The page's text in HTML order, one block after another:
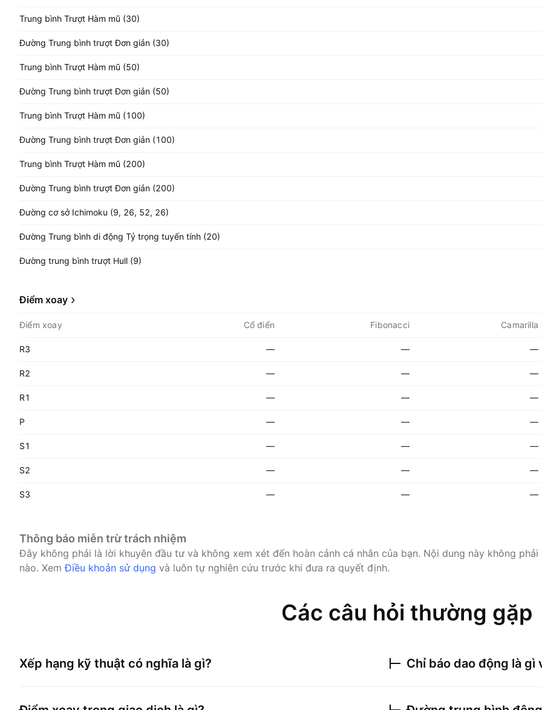
Trung bình Trượt Hàm mũ (30)
Đường Trung bình trượt Đơn giản (30)
Trung bình Trượt Hàm mũ (50)
Đường Trung bình trượt Đơn giản (50)
Trung bình Trượt Hàm mũ (100)
Đường Trung bình trượt Đơn giản (100)
Trung bình Trượt Hàm mũ (200)
Đường Trung bình trượt Đơn giản (200)
Đường cơ sở Ichimoku (9, 26, 52, 26)
Đường Trung bình di động Tỷ trọng tuyến tính (20)
Đường trung bình trượt Hull (9)
Điểm xoay
Điểm xoay Cổ điển Fibonacci Camarilla
R3 — — —
R2 — — —
R1 — — —
P — — —
S1 — — —
S2 — — —
S3 — — —
Thông báo miễn trừ trách nhiệm
Đây không phải là lời khuyên đầu tư và không xem xét đến hoàn cảnh cá nhân của bạn. Nội dung này không
nào. XemĐiều khoản sử dụng và luôn tự nghiên cứu trước khi đưa ra quyết định.
Các câu hỏi thường gặp
Xếp hạng kỹ thuật có nghĩa là gì? Chỉ báo dao động là gì